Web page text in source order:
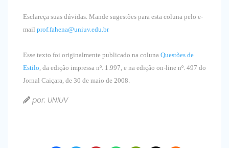
Esclareça suas dúvidas. Mande sugestões para esta coluna pelo e-
mail prof.fahena@uniuv.edu.br
Esse texto foi originalmente publicado na coluna Questões de
Estilo, da edição impressa nº. 1.997, e na edição on-line nº. 497 do
Jornal Caiçara, de 30 de maio de 2008.
por: UNIUV